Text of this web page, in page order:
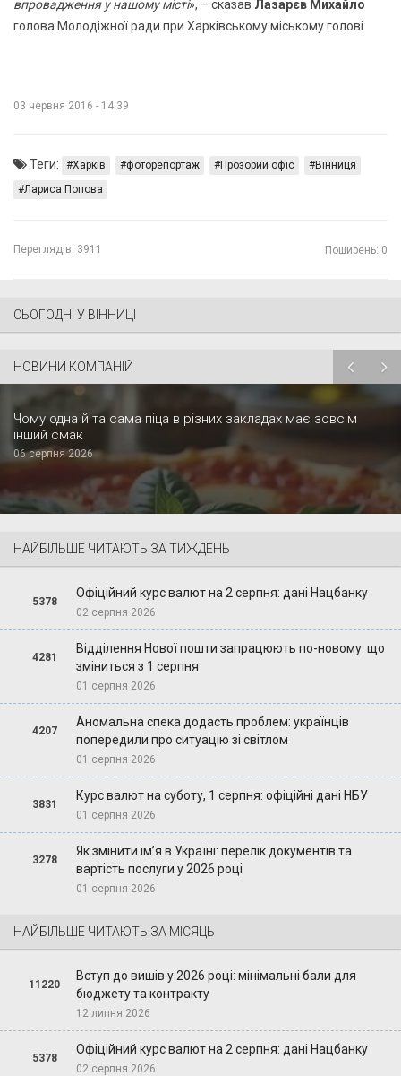
впровадження у нашому місті», – сказав Лазарєв Михайло
голова Молодіжної ради при Харківському міському голові.
03 червня 2016 - 14:39
Теги: Харків фоторепортаж Прозорий офіс
Вінниця
Лариса Попова
Переглядів: 3911 Поширень: 0
СЬОГОДНІ У ВІННИЦІ
НОВИНИ КОМПАНІЙ
Чому одна й та сама піца в різних закладах має зовсім
інший смак
06 серпня 2026
НАЙБІЛЬШЕ ЧИТАЮТЬ ЗА ТИЖДЕНЬ
5378
Офіційний курс валют на 2 серпня: дані Нацбанку
02 серпня 2026
4281
Відділення Нової пошти запрацюють по-новому: що
зміниться з 1 серпня
01 серпня 2026
4207
Аномальна спека додасть проблем: українців
попередили про ситуацію зі світлом
01 серпня 2026
3831
Курс валют на суботу, 1 серпня: офіційні дані НБУ
01 серпня 2026
3278
Як змінити ім’я в Україні: перелік документів та
вартість послуги у 2026 році
01 серпня 2026
НАЙБІЛЬШЕ ЧИТАЮТЬ ЗА МІСЯЦЬ
11220
Вступ до вишів у 2026 році: мінімальні бали для
бюджету та контракту
12 липня 2026
5378
Офіційний курс валют на 2 серпня: дані Нацбанку
02 серпня 2026